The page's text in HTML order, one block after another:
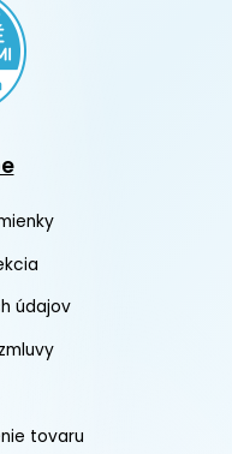
údajov
tovaru